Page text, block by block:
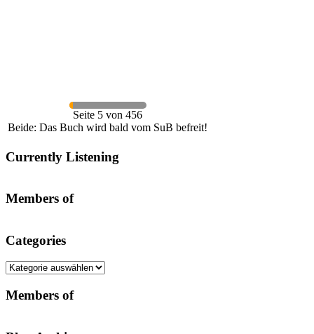
Seite 5 von 456
Beide: Das Buch wird bald vom SuB befreit!
Currently Listening
Members of
Categories
Categories
Members of